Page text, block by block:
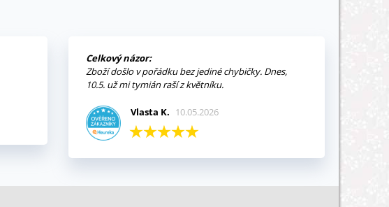
Celkový názor:
Zboží došlo v pořádku bez jediné chybičky. Dnes,
10.5. už mi tymián raší z květníku.
Vlasta K. 10.05.2026